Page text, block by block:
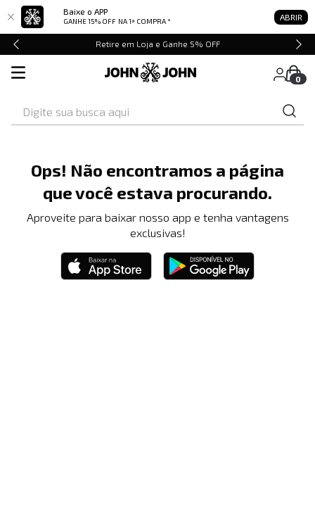
Baixe o APP
GANHE 15% OFF NA 1ª COMPRA * ABRIR
Retire em Loja e Ganhe 5% OFF
0
Ops! Não encontramos a página
que você estava procurando.
Aproveite para baixar nosso app e tenha vantagens
exclusivas!